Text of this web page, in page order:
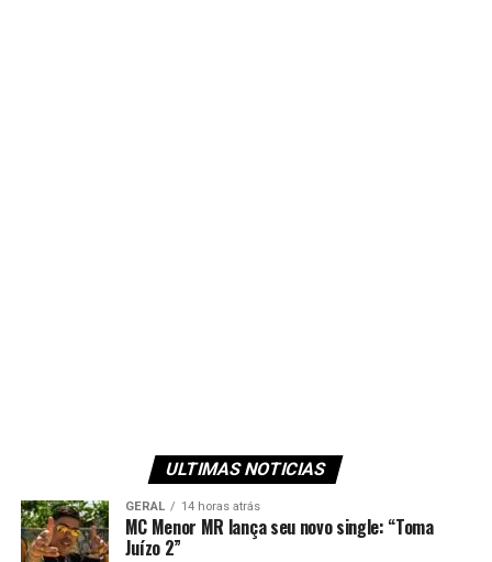
ULTIMAS NOTICIAS
GERAL 14 horas atrás
MC Menor MR lança seu novo single: “Toma
Juízo 2”